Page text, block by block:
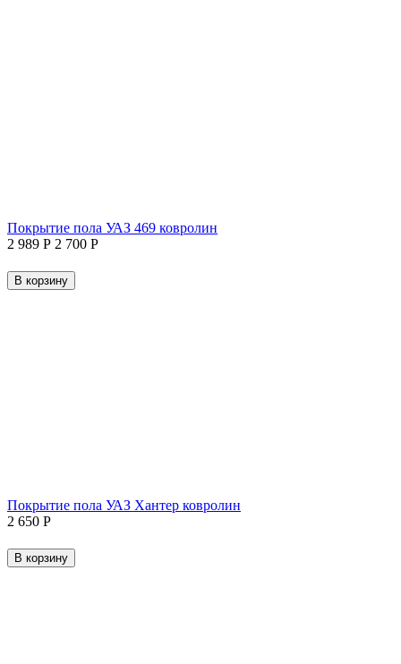
Покрытие пола УАЗ 469 ковролин
2 989 Р 2 700 Р
В корзину
Покрытие пола УАЗ Хантер ковролин
2 650 Р
В корзину